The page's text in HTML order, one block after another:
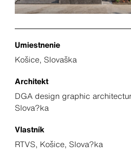
Umiestnenie
Košice, Slovaška
Architekt
DGA design graphic
Slova?ka
Vlastník
RTVS, Košice, Slova?ka